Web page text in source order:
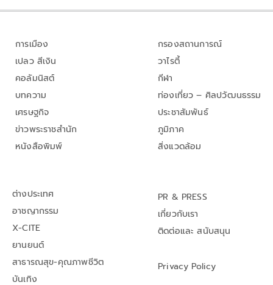
การเมือง
เปลว สีเงิน
คอลัมนิสต์
บทความ
เศรษฐกิจ
ข่าวพระราชสำนัก
หนังสือพิมพ์
กรองสถานการณ์
วาไรตี้
กีฬา
ท่องเที่ยว – ศิลปวัฒนธรรม
ประชาสัมพันธ์
ภูมิภาค
สิ่งแวดล้อม
ต่างประเทศ
อาชญากรรม
X-CITE
ยานยนต์
สาธารณสุข-คุณภาพชีวิต
บันเทิง
PR & PRESS
เกี่ยวกับเรา
ติดต่อและ สนับสนุน
Privacy Policy